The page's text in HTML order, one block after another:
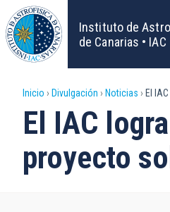
Pasar
al
contenido
principal
Instituto de
de Canarias • IAC
Sobrescribir
enlaces
de
Inicio Divulgación Noticias El
El IAC
proyecto